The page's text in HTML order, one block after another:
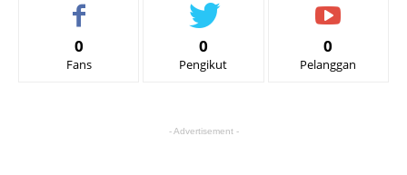
0
Fans
0
Pengikut
0
Pelanggan
- Advertisement -